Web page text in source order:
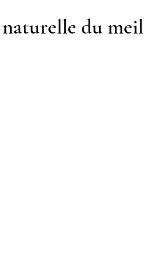
naturelle du